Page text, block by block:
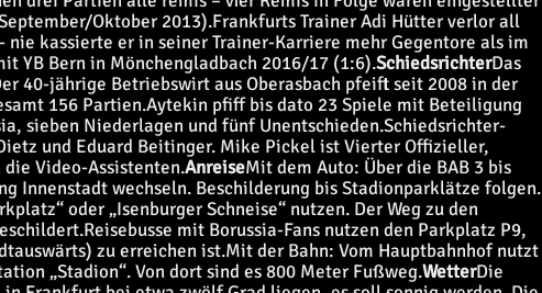
Oktober 2013).Frankfurts Trainer Adi Hütter verlor all
kassierte er in seiner Trainer-Karriere mehr Gegentore als im
YB Bern in Mönchengladbach 2016/17 (1:6).SchiedsrichterDas
40-jährige Betriebswirt aus Oberasbach pfeift seit 2008 in der
156 Partien.Aytekin pfiff bis dato 23 Spiele mit Beteiligung
sieben Niederlagen und fünf Unentschieden.Schiedsrichter-
und Eduard Beitinger. Mike Pickel ist Vierter Offizieller,
Video-Assistenten.AnreiseMit dem Auto: Über die BAB 3 bis
Innenstadt wechseln. Beschilderung bis Stadionparklätze folgen.
oder „Isenburger Schneise“ nutzen. Der Weg zu den
Reisebusse mit Borussia-Fans nutzen den Parkplatz P9,
zu erreichen ist.Mit der Bahn: Vom Hauptbahnhof nutzt
„Stadion“. Von dort sind es 800 Meter Fußweg.WetterDie